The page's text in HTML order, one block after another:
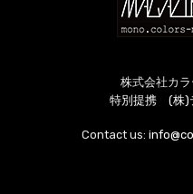
株式会社カ
特別提携 (株)
Contact us: